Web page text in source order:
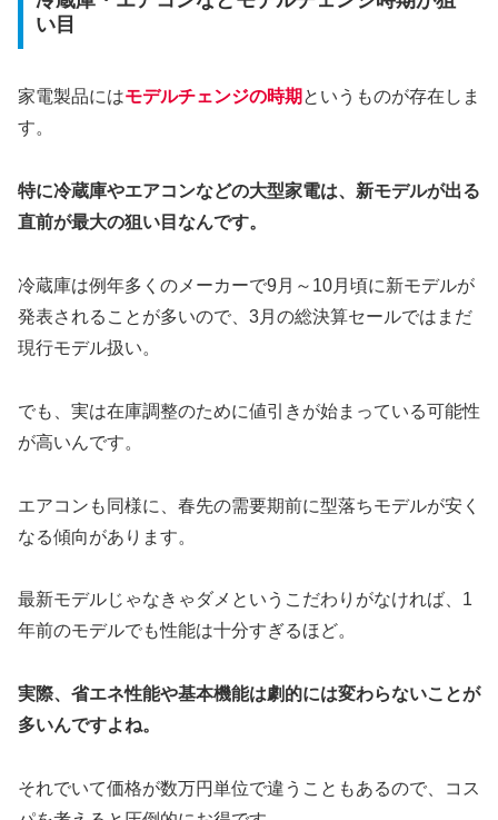
い目
家電製品にはモデルチェンジの時期 というものが存在しま
す。
特に冷蔵庫やエアコンなどの大型家電は、新モデルが出る
直前が最大の狙い目なんです。
冷蔵庫は例年多くのメーカーで9月～10月頃に新モデルが
発表されることが多いので、3月の総決算セールではまだ
現行モデル扱い。
でも、実は在庫調整のために値引きが始まっている可能性
が高いんです。
エアコンも同様に、春先の需要期前に型落ちモデルが安く
なる傾向があります。
最新モデルじゃなきゃダメというこだわりがなければ、1
年前のモデルでも性能は十分すぎるほど。
実際、省エネ性能や基本機能は劇的には変わらないことが
多いんですよね。
それでいて価格が数万円単位で違うこともあるので、コス